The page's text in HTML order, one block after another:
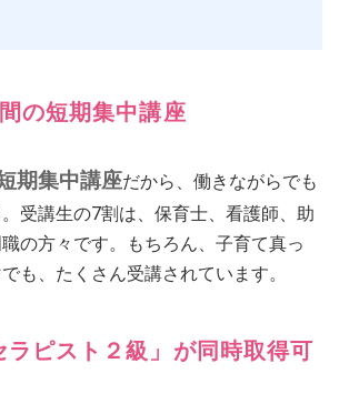
の短期集中講座
期集中講座だから、働きながらでも
受講生の7割は、保育士、看護師、助
の方々です。もちろん、子育て真っ
も、たくさん受講されています。
ラピスト２級」が同時取得可